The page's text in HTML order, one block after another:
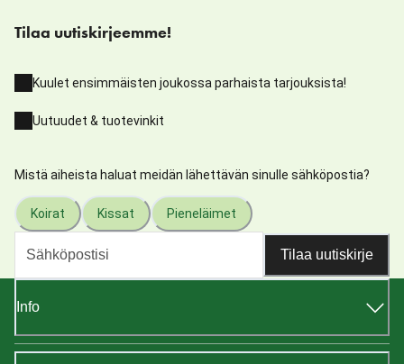
Tilaa uutiskirjeemme!
Kuulet ensimmäisten joukossa parhaista tarjouksista!
Uutuudet & tuotevinkit
Mistä aiheista haluat meidän lähettävän sinulle sähköpostia?
Koirat Kissat Pieneläimet
Tilaa uutiskirje
Info